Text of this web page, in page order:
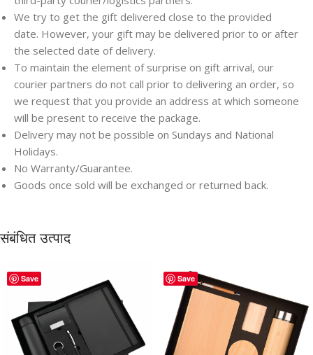
We try to get the gift delivered close to the provided
date. However, your gift may be delivered prior to or after
the selected date of delivery.
To maintain the element of surprise on gift arrival, our
courier partners do not call prior to delivering an order, so
we request that you provide an address at which someone
will be present to receive the package.
Delivery may not be possible on Sundays and National
Holidays.
No Warranty/Guarantee.
Goods once sold will be exchanged or returned back.
संबंधित उत्पाद
Save Save